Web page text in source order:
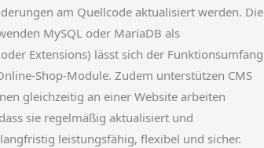
am Quellcode aktualisiert werden. Die
MySQL oder MariaDB als
Extensions) lässt sich der Funktionsumfang
Shop-Module. Zudem unterstützen CMS
gleichzeitig an einer Website arbeiten
sie regelmäßig aktualisiert und
leistungsfähig, flexibel und sicher.